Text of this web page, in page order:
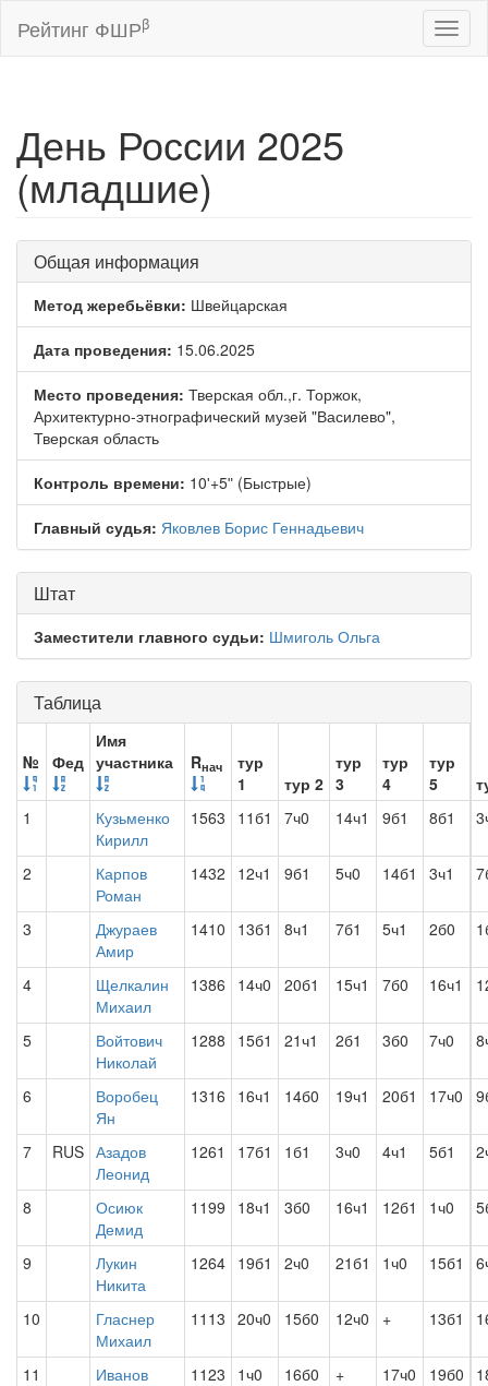
Рейтинг ФШРβ
День России 2025
(младшие)
Общая информация
Метод жеребьёвки: Швейцарская
Дата проведения: 15.06.2025
Место проведения: Тверская обл.,г. Торжок,
Архитектурно-этнографический музей "Василево",
Тверская область
Контроль времени: 10ʹ+5ʺ (Быстрые)
Главный судья: Яковлев Борис Геннадьевич
Штат
Заместители главного судьи: Шмиголь Ольга
Таблица
№ Фед
Имя
участника
Rнач
тур
1
тур 2
тур
3
тур
4
тур
5
1
Кузьменко
Кирилл
1563 11б1 7ч0 14ч1 9б1 8б1
2
Карпов
Роман
1432 12ч1 9б1 5ч0 14б1 3ч1
3
Джураев
Амир
1410 13б1 8ч1 7б1 5ч1 2б0
4
Щелкалин
Михаил
1386 14ч0 20б1 15ч1 7б0 16ч1
5
Войтович
Николай
1288 15б1 21ч1 2б1 3б0 7ч0
6
Воробец
Ян
1316 16ч1 14б0 19ч1 20б1 17ч0
7 RUS Азадов
Леонид
1261 17б1 1б1 3ч0 4ч1 5б1
8
Осиюк
Демид
1199 18ч1 3б0 16ч1 12б1 1ч0
9
Лукин
Никита
1264 19б1 2ч0 21б1 1ч0 15б1
10
Гласнер
Михаил
1113 20ч0 15б0 12ч0 + 13б1
11
Иванов
1123 1ч0 16б0 + 17ч0 19б0